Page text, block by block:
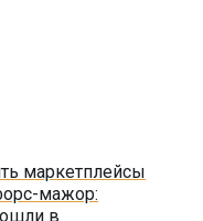
маркетплейсы
мажор:
в